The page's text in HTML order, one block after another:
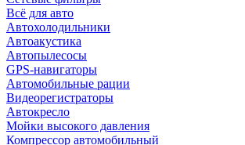
Всё для авто
Автохолодильники
Автоакустика
Автопылесосы
GPS-навигаторы
Автомобильные рации
Видеорегистраторы
Автокресло
Мойки высокого давления
Компрессор автомобильный